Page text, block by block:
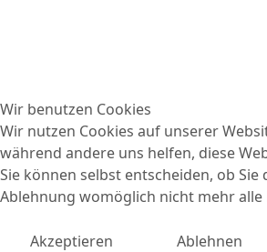
Wir benutzen Cookies
Wir nutzen Cookies auf unserer
während andere uns helfen, diese
Sie können selbst entscheiden, ob
Ablehnung womöglich nicht mehr
Akzeptieren Ablehnen